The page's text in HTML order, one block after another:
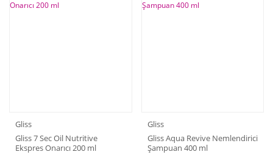
Gliss
Gliss 7 Sec Oil Nutritive
Ekspres Onarıcı 200 ml
Gliss
Gliss Aqua Revive Nemlendirici
Şampuan 400 ml